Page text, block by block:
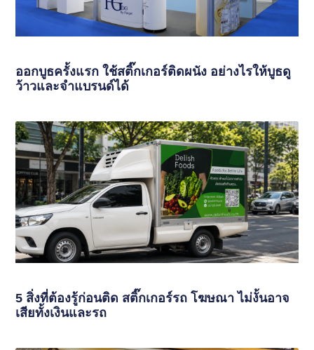
ออกบูธครั้งแรก ใช้สติ๊กเกอร์ติดผนัง อย่างไรให้บูธดู
ว้าวและจำแบรนด์ได้
5 สิ่งที่ต้องรู้ก่อนติด สติ๊กเกอร์รถ โฆษณา ไม่งั้นอาจ
เสียทั้งเงินและรถ